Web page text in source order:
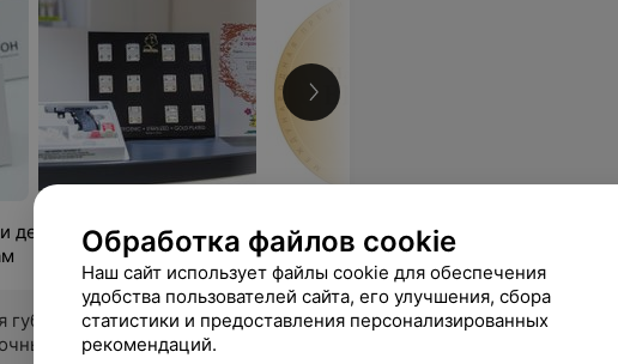
дерматологии, предлагающий
морщин
Коррекция носо-слезной
Корреция
Обработка файлов cookie
Наш сайт использует файлы cookie для обеспечения
удобства пользователей сайта, его улучшения, сбора
статистики и предоставления персонализированных
рекомендаций.